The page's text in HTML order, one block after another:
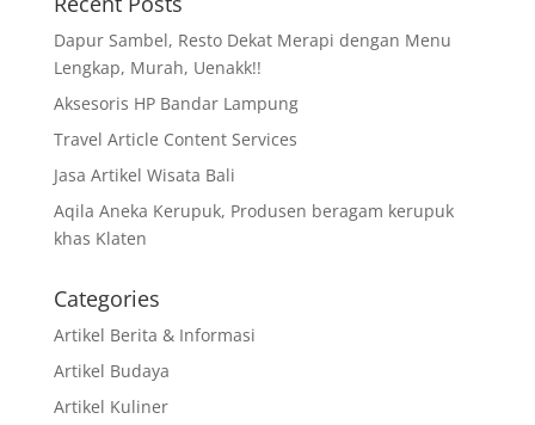
Dapur Sambel, Resto Dekat Merapi dengan Menu
Lengkap, Murah, Uenakk!!
Aksesoris HP Bandar Lampung
Travel Article Content Services
Jasa Artikel Wisata Bali
Aqila Aneka Kerupuk, Produsen beragam kerupuk
khas Klaten
Categories
Artikel Berita & Informasi
Artikel Budaya
Artikel Kuliner